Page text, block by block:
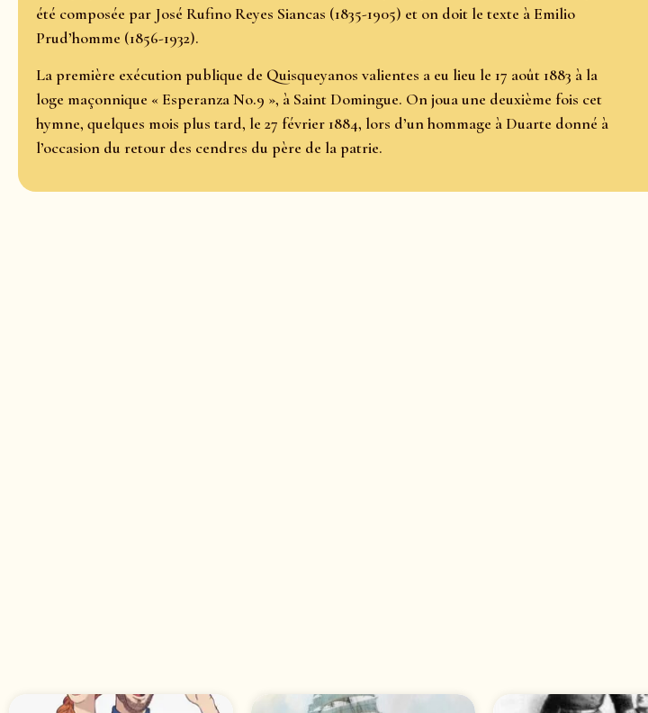
été composée par José Rufino Reyes Siancas (1835-1905) et on doit le texte à Emilio
Prud’homme (1856-1932).
La première exécution publique de Quisqueyanos valientes a eu lieu le 17 août 1883 à la
loge maçonnique « Esperanza No.9 », à Saint Domingue. On joua une deuxième fois cet
hymne, quelques mois plus tard, le 27 février 1884, lors d’un hommage à Duarte donné à
l’occasion du retour des cendres du père de la patrie.